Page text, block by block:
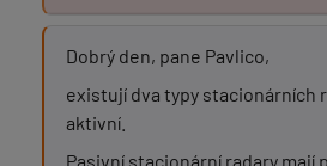
Dobrý den, pane Pavlico,
existují dva typy stacionárních
aktivní.
Pasivní stacionární radary mají